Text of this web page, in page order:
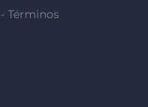
Términos